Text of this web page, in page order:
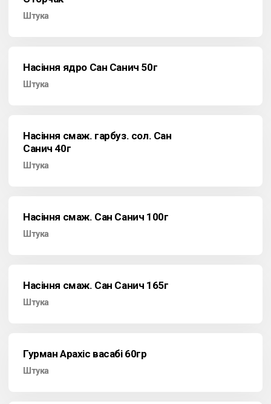
Штука
Насіння ядро Сан Санич 50г
Штука
Насіння смаж. гарбуз. сол. Сан
Санич 40г
Штука
Насіння смаж. Сан Санич 100г
Штука
Насіння смаж. Сан Санич 165г
Штука
Гурман Арахіс васабі 60гр
Штука